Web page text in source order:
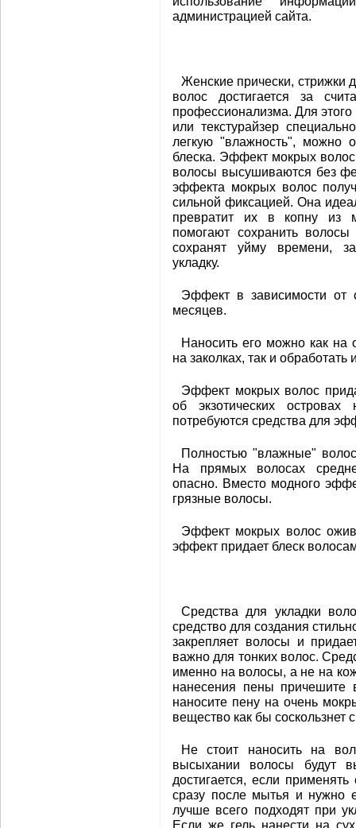
администрацией сайта.
Женские прически, стрижки
волос достигается за
профессионализма. Для
или текстурайзер
легкую "влажность", можно
блеска. Эффект мокрых
волосы высушиваются без
эффекта мокрых волос
сильной фиксацией. Она
превратит их в копну из
помогают сохранить
сохранят уйму времени,
укладку.
Эффект в зависимости от
месяцев.
Наносить его можно как на
на заколках, так и
Эффект мокрых волос
об экзотических
потребуются средства для
Полностью "влажные"
На прямых волосах
опасно. Вместо модного
грязные волосы.
Эффект мокрых волос
эффект придает блеск
Средства для укладки
средство для создания
закрепляет волосы и
важно для тонких волос.
именно на волосы, а не на
нанесения пены причешите
наносите пену на очень
вещество как бы соскользнет
Не стоит наносить на
высыхании волосы будут
достигается, если
сразу после мытья и нужно
лучше всего подходят при
Если же гель нанести на